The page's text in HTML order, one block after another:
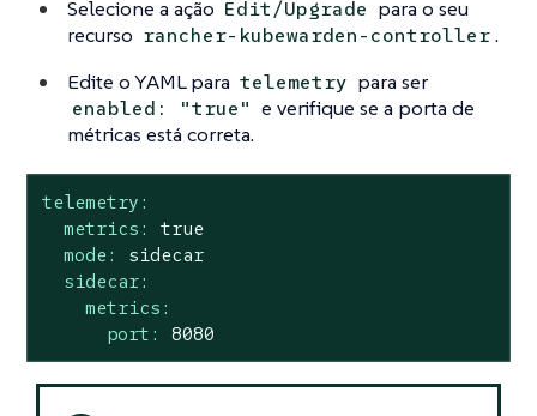
Selecione a ação Edit/Upgrade para o seu
recurso rancher-kubewarden-controller.
Edite o YAML para telemetry para ser
enabled: "true" e verifique se a porta de
métricas está correta.
telemetry:
metrics:
true
mode:
sidecar
sidecar:
metrics:
port:
8080